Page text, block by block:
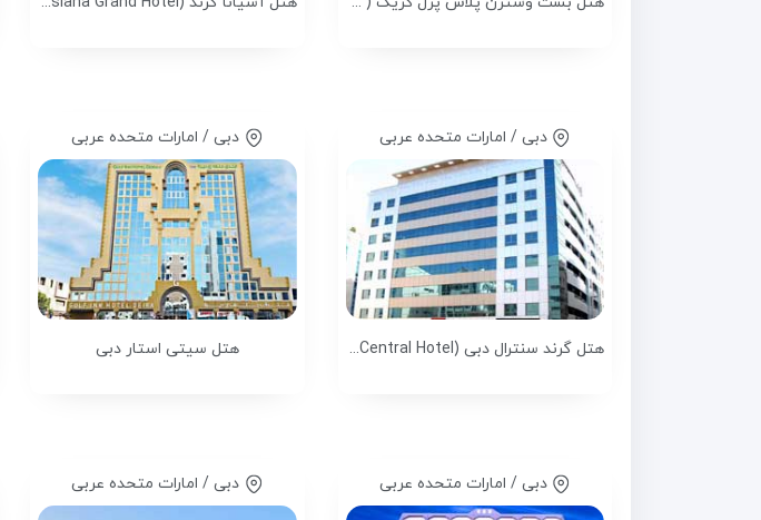
دبی / امارات متحده عربی
هتل گرند سنترال دبی (Grand Central Hotel)
دبی / امارات متحده عربی
هتل سیتی استار دبی
دبی / امارات متحده عربی دبی / امارات متحده عربی